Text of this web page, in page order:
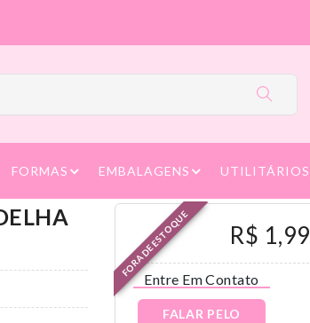
FORMAS EMBALAGENS UTILITÁRIOS
FORA DE ESTOQUE R$ 1,99
Entre Em Contato
FALAR PELO